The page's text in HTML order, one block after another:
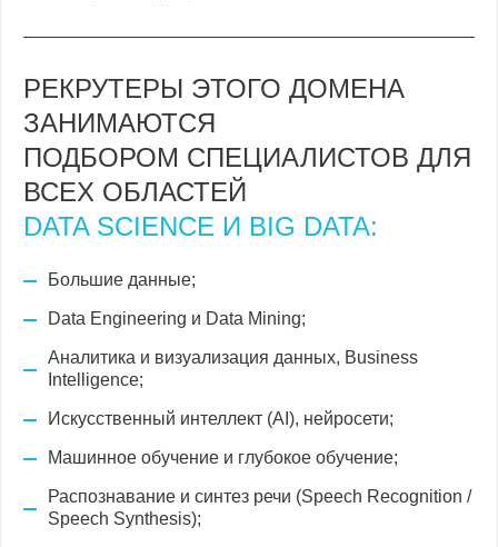
РЕКРУТЕРЫ ЭТОГО ДОМЕНА
ЗАНИМАЮТСЯ
ПОДБОРОМ СПЕЦИАЛИСТОВ ДЛЯ
ВСЕХ ОБЛАСТЕЙ
DATA SCIENCE И BIG DATA:
Большие данные;
Data Engineering и Data Mining;
Аналитика и визуализация данных, Business
Intelligence;
Искусственный интеллект (AI), нейросети;
Машинное обучение и глубокое обучение;
Распознавание и синтез речи (Speech Recognition /
Speech Synthesis);